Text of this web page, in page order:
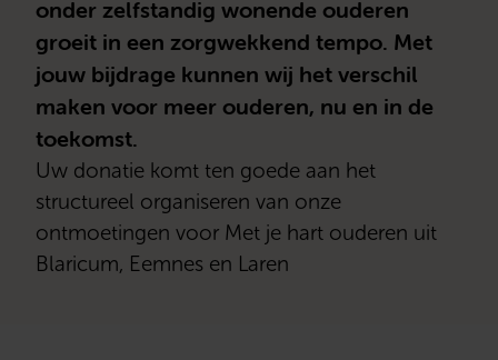
onder zelfstandig wonende ouderen
groeit in een zorgwekkend tempo. Met
jouw bijdrage kunnen wij het verschil
maken voor meer ouderen, nu en in de
toekomst.
Uw donatie komt ten goede aan het
structureel organiseren van onze
ontmoetingen voor Met je hart ouderen uit
Blaricum, Eemnes en Laren